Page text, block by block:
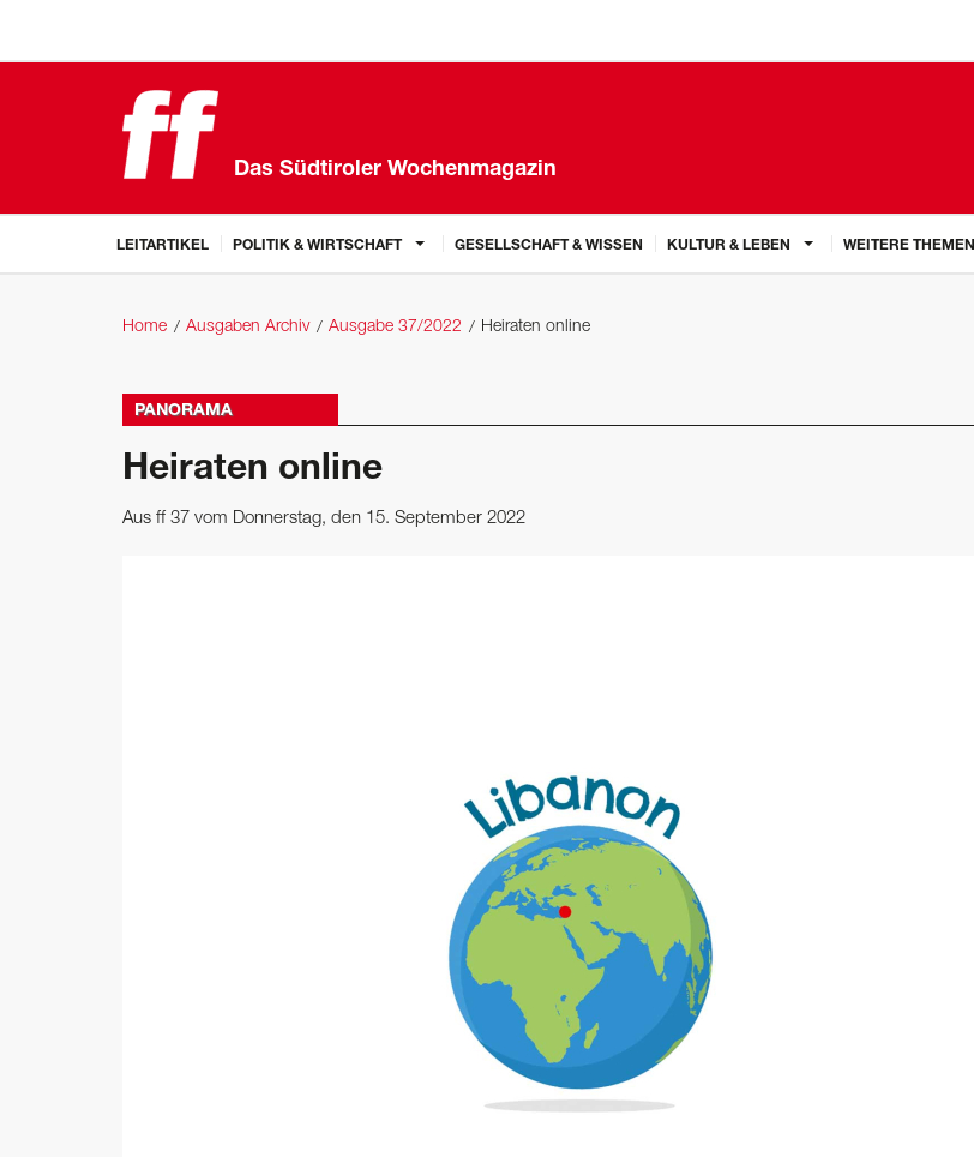
Das Südtiroler Wochenmagazin
LEITARTIKEL POLITIK & WIRTSCHAFT GESELLSCHAFT & WISSEN KULTUR & LEBEN WEITERE THEMEN
Home Ausgaben Archiv Ausgabe 37/2022 Heiraten online
PANORAMA
Heiraten online
Aus ff 37 vom Donnerstag, den 15. September 2022